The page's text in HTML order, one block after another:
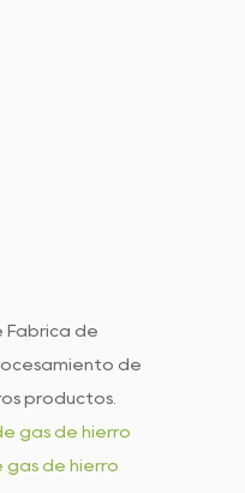
Fábrica de
de
productos.
gas de hierro
de hierro